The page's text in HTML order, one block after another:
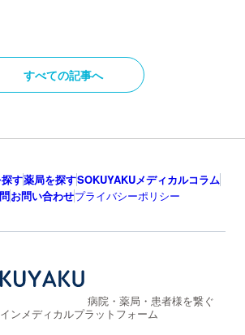
すべての記事へ
す薬局を探すSOKUYAKUメディカルコラム
お問い合わせプライバシーポリシー
病院・薬局・患者様を繋ぐ
ンメディカルプラットフォーム